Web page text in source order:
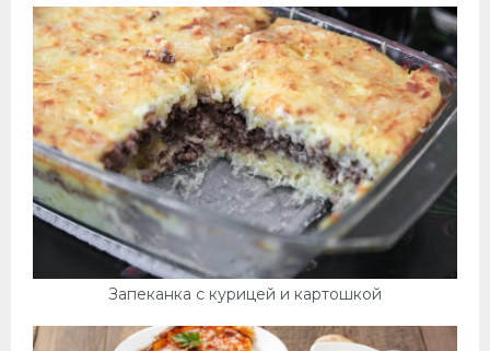
Запеканка с курицей и картошкой